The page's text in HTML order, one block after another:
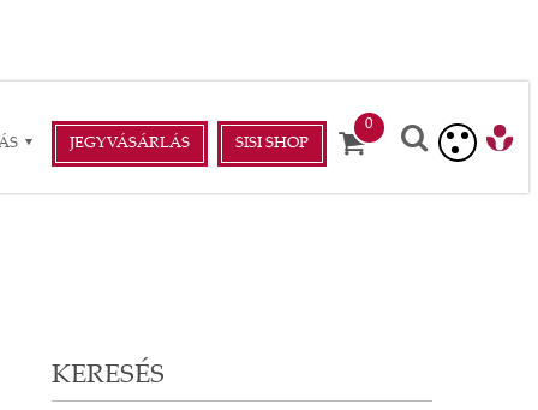
JEGYVÁSÁRLÁS SISI SHOP
KERESÉS